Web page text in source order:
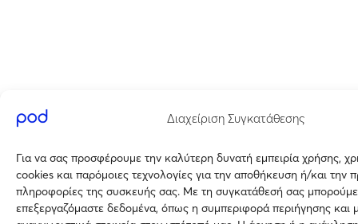
Διαχείριση Συγκατάθεσης
Για να σας προσφέρουμε την καλύτερη δυνατή εμπειρία χρήσης,
cookies και παρόμοιες τεχνολογίες για την αποθήκευση ή/και την
πληροφορίες της συσκευής σας. Με τη συγκατάθεσή σας
επεξεργαζόμαστε δεδομένα, όπως η συμπεριφορά περιήγησης και